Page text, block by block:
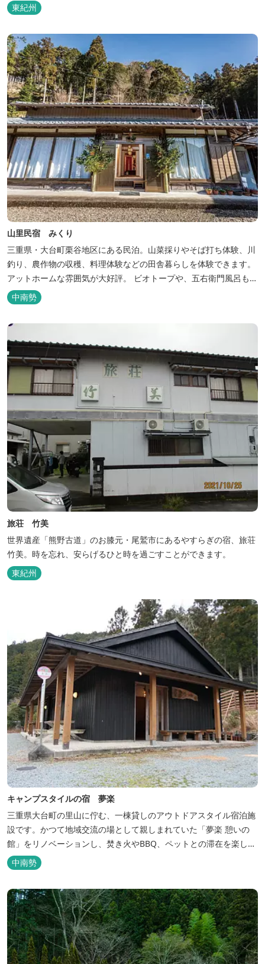
東紀州
山里民宿 みくり
三重県・大台町栗谷地区にある民泊。山菜採りやそば打ち体験、川
釣り、農作物の収穫、料理体験などの田舎暮らしを体験できます。
アットホームな雰囲気が大好評。 ビオトープや、五右衛門風呂も楽
しめます。6月はホタル観賞が人気。 夜になると周囲は真っ暗。都
会には無い闇の中を飛び交うヒメホタル・ヘイケボタルを観賞した
り、星空を眺めたり・・・ 初夏の早朝には「アカショウビン」の美
中南勢
旅荘 竹美
世界遺産「熊野古道」のお膝元・尾鷲市にあるやすらぎの宿、旅荘
竹美。時を忘れ、安らげるひと時を過ごすことができます。
東紀州
キャンプスタイルの宿 夢楽
三重県大台町の里山に佇む、一棟貸しのアウトドアスタイル宿泊施
設です。かつて地域交流の場として親しまれていた「夢楽 憩いの
館」をリノベーションし、焚き火やBBQ、ペットとの滞在を楽しめ
る“キャンプ気分”の宿として生まれ変わりました。 【営業時間】 チ
ェックイン 15：00（早めのチェックインご希望は予約時に要相
談） チェックアウト 9：00 【定休日】 不定休 【料金...
中南勢